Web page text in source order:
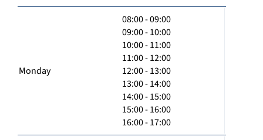
Monday
08:00 - 09:00
09:00 - 10:00
10:00 - 11:00
11:00 - 12:00
12:00 - 13:00
13:00 - 14:00
14:00 - 15:00
15:00 - 16:00
16:00 - 17:00